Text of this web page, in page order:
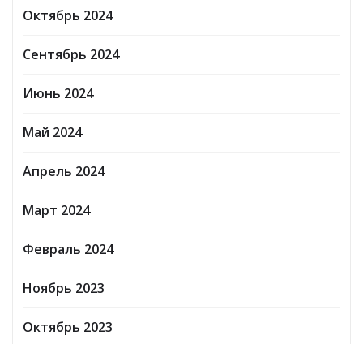
Октябрь 2024
Сентябрь 2024
Июнь 2024
Май 2024
Апрель 2024
Март 2024
Февраль 2024
Ноябрь 2023
Октябрь 2023